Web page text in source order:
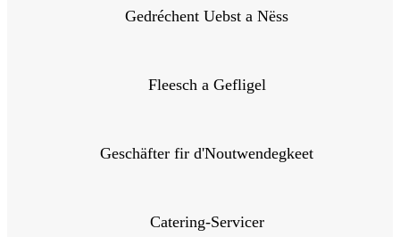
Gedréchent Uebst a Nëss
Fleesch a Gefligel
Geschäfter fir d'Noutwendegkeet
Catering-Servicer